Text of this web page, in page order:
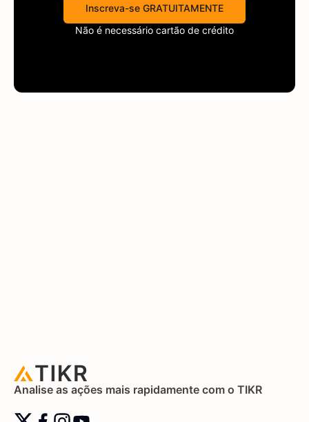
Inscreva-se GRATUITAMENTE
Não é necessário cartão de crédito
Analise as ações mais rapidamente com o TIKR